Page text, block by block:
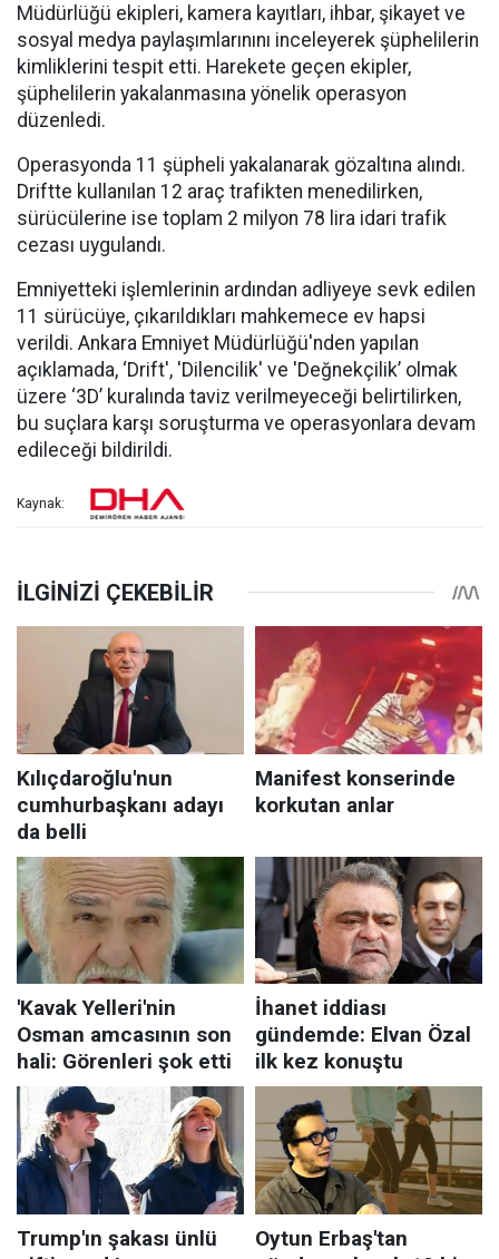
Müdürlüğü ekipleri, kamera kayıtları, ihbar, şikayet ve
sosyal medya paylaşımlarınını inceleyerek şüphelilerin
kimliklerini tespit etti. Harekete geçen ekipler,
şüphelilerin yakalanmasına yönelik operasyon
düzenledi.
Operasyonda 11 şüpheli yakalanarak gözaltına alındı.
Driftte kullanılan 12 araç trafikten menedilirken,
sürücülerine ise toplam 2 milyon 78 lira idari trafik
cezası uygulandı.
Emniyetteki işlemlerinin ardından adliyeye sevk edilen
11 sürücüye, çıkarıldıkları mahkemece ev hapsi
verildi. Ankara Emniyet Müdürlüğü'nden yapılan
açıklamada, ‘Drift', 'Dilencilik' ve 'Değnekçilik’ olmak
üzere ‘3D’ kuralında taviz verilmeyeceği belirtilirken,
bu suçlara karşı soruşturma ve operasyonlara devam
edileceği bildirildi.
Kaynak: